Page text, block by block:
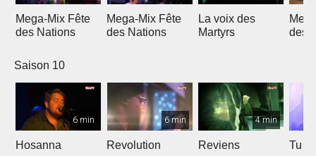
Mega-Mix Fête
des Nations
Mega-Mix Fête
des Nations
La voix des
Martyrs
des
Saison 10
6 min
Hosanna
6 min
Revolution
4 min
Reviens Tu